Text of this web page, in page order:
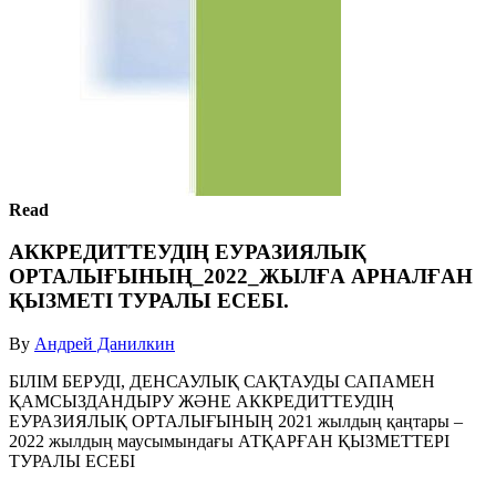
Read
АККРЕДИТТЕУДІҢ ЕУРАЗИЯЛЫҚ
ОРТАЛЫҒЫНЫҢ_2022_ЖЫЛҒА АРНАЛҒАН
ҚЫЗМЕТІ ТУРАЛЫ ЕСЕБІ.
By Андрей Данилкин
БІЛІМ БЕРУДІ, ДЕНСАУЛЫҚ САҚТАУДЫ САПАМЕН
ҚАМСЫЗДАНДЫРУ ЖӘНЕ АККРЕДИТТЕУДІҢ
ЕУРАЗИЯЛЫҚ ОРТАЛЫҒЫНЫҢ 2021 жылдың қаңтары –
2022 жылдың маусымындағы АТҚАРҒАН ҚЫЗМЕТТЕРІ
ТУРАЛЫ ЕСЕБІ